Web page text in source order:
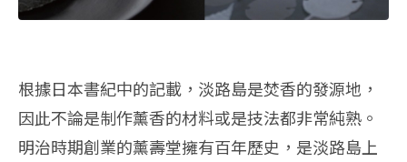
根據日本書紀中的記載，淡路島是焚香的發源地，
因此不論是制作薰香的材料或是技法都非常純熟。
明治時期創業的薰壽堂擁有百年歷史，是淡路島上